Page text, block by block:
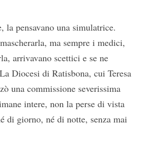
pensavano una simulatrice.
ma sempre i medici,
arrivavano scettici e se ne
Diocesi di Ratisbona, cui Teresa
una commissione severissima
intere, non la perse di vista
di giorno, né di notte, senza mai